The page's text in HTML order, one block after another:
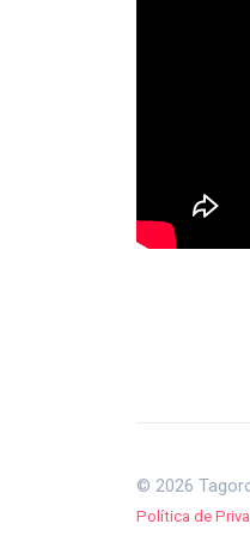
© 2026
Política de